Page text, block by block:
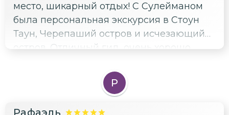
место, шикарный отдых! С Сулейманом
была персональная экскурсия в Стоун
Таун, Черепаший остров и исчезающий
остров. Отличный гид, очень хорошо
внимателен к просьбам и пожеланиям.
Экскурсией очень довольны, как и
Р
Рафаэль